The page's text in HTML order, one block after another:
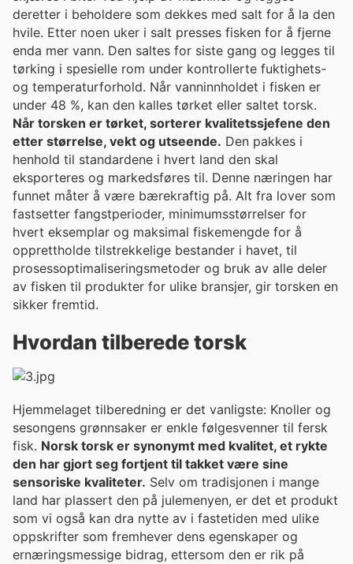
deretter i beholdere som dekkes med salt for å la den
hvile. Etter noen uker i salt presses fisken for å fjerne
enda mer vann. Den saltes for siste gang og legges til
tørking i spesielle rom under kontrollerte fuktighets-
og temperaturforhold. Når vanninnholdet i fisken er
under 48 %, kan den kalles tørket eller saltet torsk.
Når torsken er tørket, sorterer kvalitetssjefene den
etter størrelse, vekt og utseende. Den pakkes i
henhold til standardene i hvert land den skal
eksporteres og markedsføres til. Denne næringen har
funnet måter å være bærekraftig på. Alt fra lover som
fastsetter fangstperioder, minimumsstørrelser for
hvert eksemplar og maksimal fiskemengde for å
opprettholde tilstrekkelige bestander i havet, til
prosessoptimaliseringsmetoder og bruk av alle deler
av fisken til produkter for ulike bransjer, gir torsken en
sikker fremtid.
Hvordan tilberede torsk
Hjemmelaget tilberedning er det vanligste: Knoller og
sesongens grønnsaker er enkle følgesvenner til fersk
fisk. Norsk torsk er synonymt med kvalitet, et rykte
den har gjort seg fortjent til takket være sine
sensoriske kvaliteter. Selv om tradisjonen i mange
land har plassert den på julemenyen, er det et produkt
som vi også kan dra nytte av i fastetiden med ulike
oppskrifter som fremhever dens egenskaper og
ernæringsmessige bidrag, ettersom den er rik på